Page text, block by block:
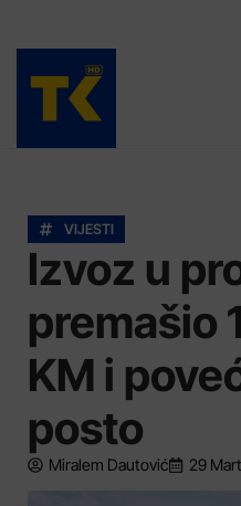
VIJESTI
Izvoz u
premašio
KM i
posto
Miralem Dautović 29